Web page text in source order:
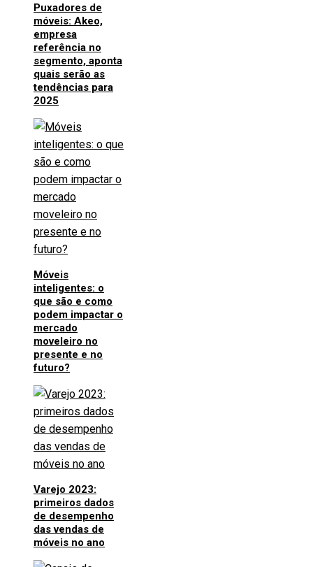
Puxadores de
móveis: Akeo,
empresa
referência no
segmento, aponta
quais serão as
tendências para
2025
Móveis
inteligentes: o
que são e como
podem impactar o
mercado
moveleiro no
presente e no
futuro?
Varejo 2023:
primeiros dados
de desempenho
das vendas de
móveis no ano